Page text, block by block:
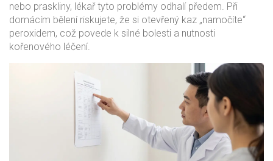
nebo praskliny, lékař tyto problémy odhalí předem. Při
domácím bělení riskujete, že si otevřený kaz „namočíte“
peroxidem, což povede k silné bolesti a nutnosti
kořenového léčení.